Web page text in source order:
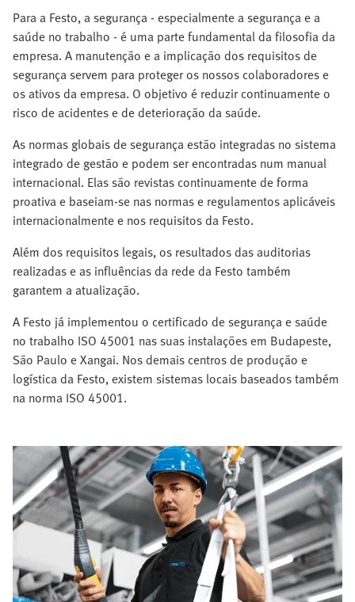
Para a Festo, a segurança - especialmente a segurança e a
saúde no trabalho - é uma parte fundamental da filosofia da
empresa. A manutenção e a implicação dos requisitos de
segurança servem para proteger os nossos colaboradores e
os ativos da empresa. O objetivo é reduzir continuamente o
risco de acidentes e de deterioração da saúde.
As normas globais de segurança estão integradas no sistema
integrado de gestão e podem ser encontradas num manual
internacional. Elas são revistas continuamente de forma
proativa e baseiam-se nas normas e regulamentos aplicáveis
internacionalmente e nos requisitos da Festo.
Além dos requisitos legais, os resultados das auditorias
realizadas e as influências da rede da Festo também
garantem a atualização.
A Festo já implementou o certificado de segurança e saúde
no trabalho ISO 45001 nas suas instalações em Budapeste,
São Paulo e Xangai. Nos demais centros de produção e
logística da Festo, existem sistemas locais baseados também
na norma ISO 45001.